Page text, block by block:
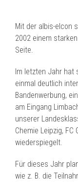
Mit der albis-elcon
2002 einem
Seite.
Im letzten Jahr hat
einmal deutlich
Bandenwerbung,
am Eingang
unserer
Chemie Leipzig, FC
wiederspiegelt.
Für dieses Jahr
wie z. B. die